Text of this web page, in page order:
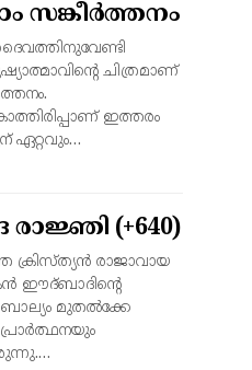
സങ്കീർത്തനം
ചിത്രമാണ്
ഇത്തരം
ഏറ്റവും…
(+640)
ക്രിസ്ത്യൻ രാജാവായ
ഈദ്‌ബാദിന്റെ
മുതൽക്കേ